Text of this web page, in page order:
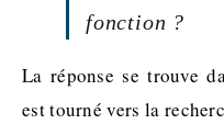
fonction ?
La réponse se trouve
est tourné vers la